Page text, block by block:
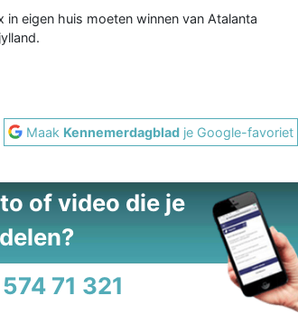
eigen huis moeten winnen van Atalanta
Maak Kennemerdagblad je Google-favoriet
of video die je
71 321